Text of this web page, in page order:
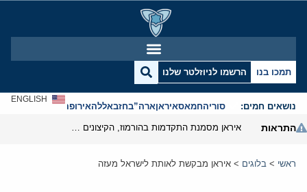
תמכו בנו הרשמו לניוזלטר שלנו
נושאים חמים: סוריהחמאסאיראןארה”בחזבאללהאירופהאנטישמיות
ENGLISH
התראות
ראשי > בלוגים > איראן מבקשת לאותת לישראל מעזה